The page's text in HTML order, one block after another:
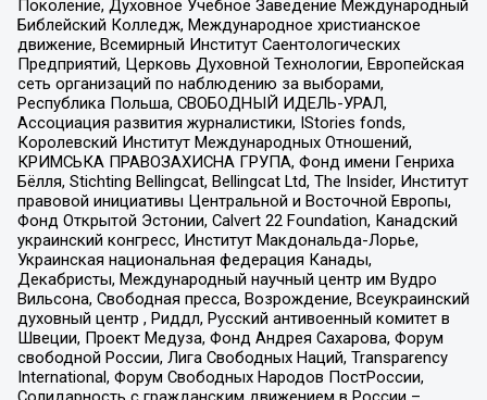
Поколение, Духовное Учебное Заведение Международный
Библейский Колледж, Международное христианское
движение, Всемирный Институт Саентологических
Предприятий, Церковь Духовной Технологии, Европейская
сеть организаций по наблюдению за выборами,
Республика Польша, СВОБОДНЫЙ ИДЕЛЬ-УРАЛ,
Ассоциация развития журналистики, IStories fonds,
Королевский Институт Международных Отношений,
КРИМСЬКА ПРАВОЗАХИСНА ГРУПА, Фонд имени Генриха
Бёлля, Stichting Bellingcat, Bellingcat Ltd, The Insider, Институт
правовой инициативы Центральной и Восточной Европы,
Фонд Открытой Эстонии, Calvert 22 Foundation, Канадский
украинский конгресс, Институт Макдональда-Лорье,
Украинская национальная федерация Канады,
Декабристы, Международный научный центр им Вудро
Вильсона, Свободная пресса, Возрождение, Всеукраинский
духовный центр , Риддл, Русский антивоенный комитет в
Швеции, Проект Медуза, Фонд Андрея Сахарова, Форум
свободной России, Лига Свободных Наций, Transparеncy
International, Форум Свободных Народов ПостРоссии,